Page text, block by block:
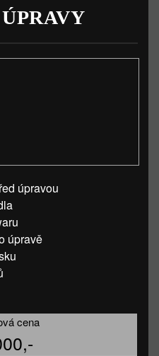
úpravou
úpravě
cena